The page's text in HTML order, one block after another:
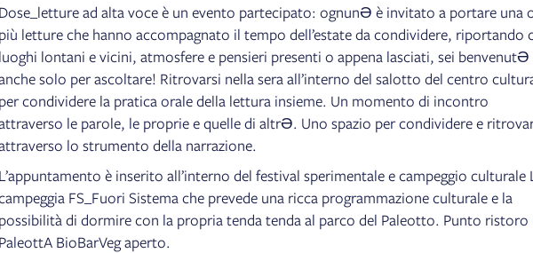
Dose_letture ad alta voce è un evento partecipato: ognunƏ è invitato a portare una
più letture che hanno accompagnato il tempo dell’estate da condividere, riportando
luoghi lontani e vicini, atmosfere e pensieri presenti o appena lasciati, sei benvenutƏ
solo per ascoltare! Ritrovarsi nella sera all’interno del salotto del centro
per condividere la pratica orale della lettura insieme. Un momento di incontro
le parole, le proprie e quelle di altrƏ. Uno spazio per condividere e
lo strumento della narrazione.
L’appuntamento è inserito all’interno del festival sperimentale e campeggio culturale
FS_Fuori Sistema che prevede una ricca programmazione culturale e la
possibilità di dormire con la propria tenda tenda al parco del Paleotto. Punto ristoro
PaleottA BioBarVeg aperto.